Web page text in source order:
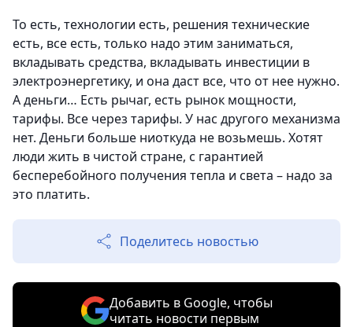
То есть, технологии есть, решения технические
есть, все есть, только надо этим заниматься,
вкладывать средства, вкладывать инвестиции в
электроэнергетику, и она даст все, что от нее нужно.
А деньги… Есть рычаг, есть рынок мощности,
тарифы. Все через тарифы. У нас другого механизма
нет. Деньги больше ниоткуда не возьмешь. Хотят
люди жить в чистой стране, с гарантией
бесперебойного получения тепла и света – надо за
это платить.
Поделитесь новостью
Добавить в Google, чтобы
читать новости первым